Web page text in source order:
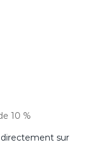
10 %
directement sur